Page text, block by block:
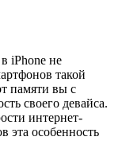
iPhone не
такой
памяти вы с
своего девайса.
интернет-
эта особенность